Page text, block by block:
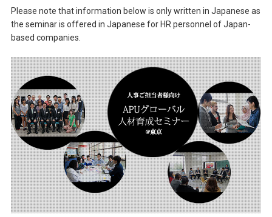
Please note that information below is only written in Japanese as
the seminar is offered in Japanese for HR personnel of Japan-
based companies.